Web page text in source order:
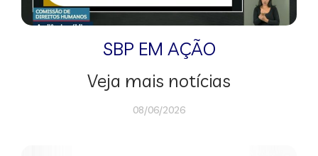
SBP EM AÇÃO
Veja mais notícias
08/06/2026